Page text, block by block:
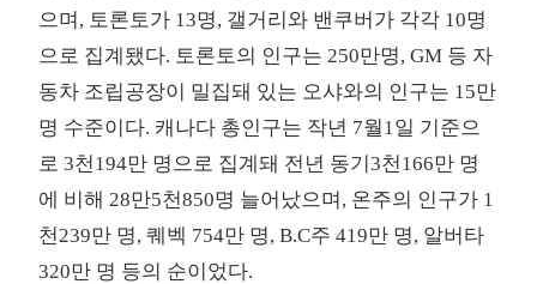
으며, 토론토가 13명, 갤거리와 밴쿠버가 각각 10명
으로 집계됐다. 토론토의 인구는 250만명, GM 등 자
동차 조립공장이 밀집돼 있는 오샤와의 인구는 15만
명 수준이다. 캐나다 총인구는 작년 7월1일 기준으
로 3천194만 명으로 집계돼 전년 동기3천166만 명
에 비해 28만5천850명 늘어났으며, 온주의 인구가 1
천239만 명, 퀘벡 754만 명, B.C주 419만 명, 알버타
320만 명 등의 순이었다.